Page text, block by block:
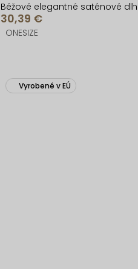
Béžové elegantné saténové
30,39 €
ONESIZE
Vyrobené v EÚ